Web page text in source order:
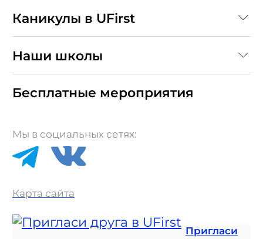
Каникулы в UFirst
Наши школы
Бесплатные мероприятия
Мы в социальных сетях:
Карта сайта
Пригласи